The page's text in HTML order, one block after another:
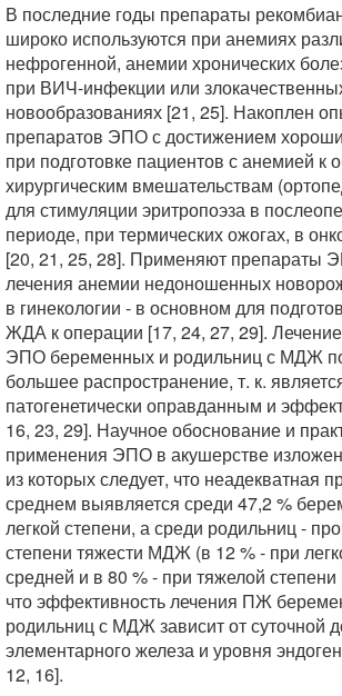
В последние годы препараты
широко используются при анемиях
нефрогенной, анемии хронических
при ВИЧ-инфекции или
новообразованиях [21, 25]. Накоплен
препаратов ЭПО с достижением
при подготовке пациентов с анемией
хирургическим вмешательствам
для стимуляции эритропоэза в
периоде, при термических ожогах, в
[20, 21, 25, 28]. Применяют препараты
лечения анемии недоношенных
в гинекологии - в основном для
ЖДА к операции [17, 24, 27, 29].
ЭПО беременных и родильниц с МДЖ
большее распространение, т. к.
патогенетически оправданным и
16, 23, 29]. Научное обоснование и
применения ЭПО в акушерстве
из которых следует, что неадекватная
среднем выявляется среди 47,2 %
легкой степени, а среди родильниц -
степени тяжести МДЖ (в 12 % - при
средней и в 80 % - при тяжелой
что эффективность лечения ПЖ
родильниц с МДЖ зависит от суточной
элементарного железа и уровня
12, 16].